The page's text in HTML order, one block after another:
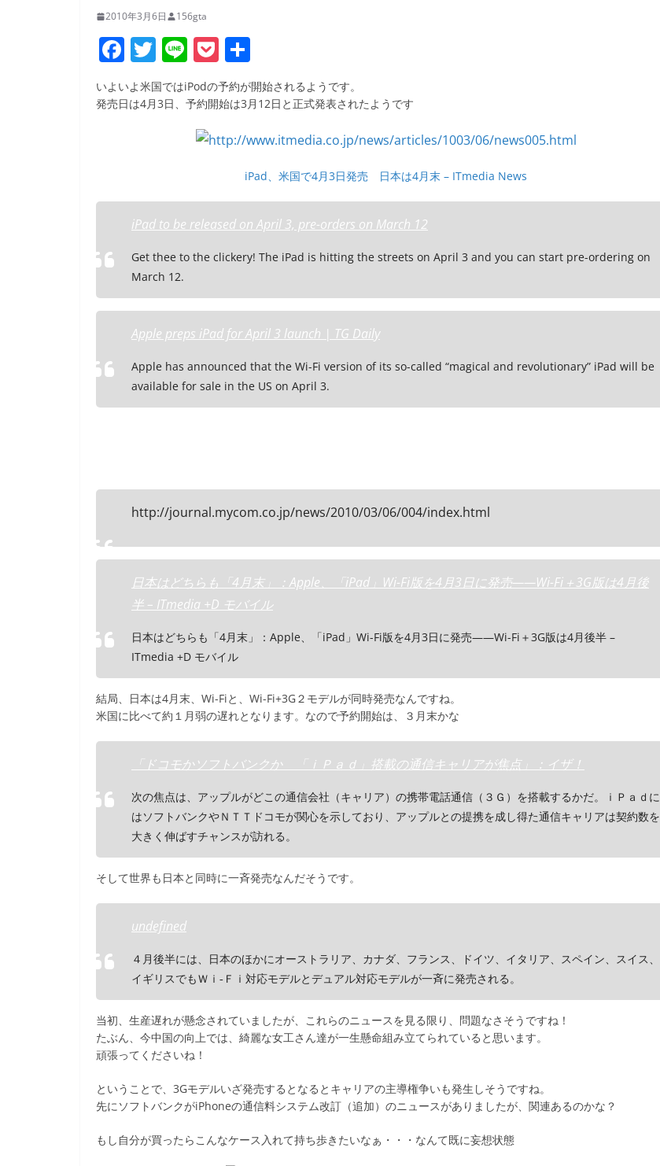
2010年3月6日 156gta
F
a
c
o
k
T
w
itt
Li
n
e
P
o
ck
有
いよいよ米国ではiPodの予約が開始されるようです。
発売日は4月3日、予約開始は3月12日と正式発表されたようです
iPad、米国で4月3日発売 日本は4月末 – ITmedia News
iPad to be released on April 3, pre-orders on March 12
Get thee to the clickery! The iPad is hitting the streets on April 3 and you can start pre-ordering on
March 12.
Apple preps iPad for April 3 launch | TG Daily
Apple has announced that the Wi-Fi version of its so-called “magical and revolutionary” iPad will be
available for sale in the US on April 3.
http://journal.mycom.co.jp/news/2010/03/06/004/index.html
日本はどちらも「4月末」：Apple、「iPad」Wi-Fi版を4月3日に発売――Wi-Fi＋3G版は4月後
半 – ITmedia +D モバイル
日本はどちらも「4月末」：Apple、「iPad」Wi-Fi版を4月3日に発売――Wi-Fi＋3G版は4月後半 –
ITmedia +D モバイル
結局、日本は4月末、Wi-Fiと、Wi-Fi+3G２モデルが同時発売なんですね。
米国に比べて約１月弱の遅れとなります。なので予約開始は、３月末かな
「ドコモかソフトバンクか 「ｉＰａｄ」搭載の通信キャリアが焦点」：イザ！
次の焦点は、アップルがどこの通信会社（キャリア）の携帯電話通信（３Ｇ）を搭載するかだ。ｉＰａｄに
はソフトバンクやＮＴＴドコモが関心を示しており、アップルとの提携を成し得た通信キャリアは契約数を
大きく伸ばすチャンスが訪れる。
そして世界も日本と同時に一斉発売なんだそうです。
undefined
４月後半には、日本のほかにオーストラリア、カナダ、フランス、ドイツ、イタリア、スペイン、スイス、
イギリスでもＷｉ‐Ｆｉ対応モデルとデュアル対応モデルが一斉に発売される。
当初、生産遅れが懸念されていましたが、これらのニュースを見る限り、問題なさそうですね！
たぶん、今中国の向上では、綺麗な女工さん達が一生懸命組み立てられていると思います。
頑張ってくださいね！
ということで、3Gモデルいざ発売するとなるとキャリアの主導権争いも発生しそうですね。
先にソフトバンクがiPhoneの通信料システム改訂（追加）のニュースがありましたが、関連あるのかな？
もし自分が買ったらこんなケース入れて持ち歩きたいなぁ・・・なんて既に妄想状態